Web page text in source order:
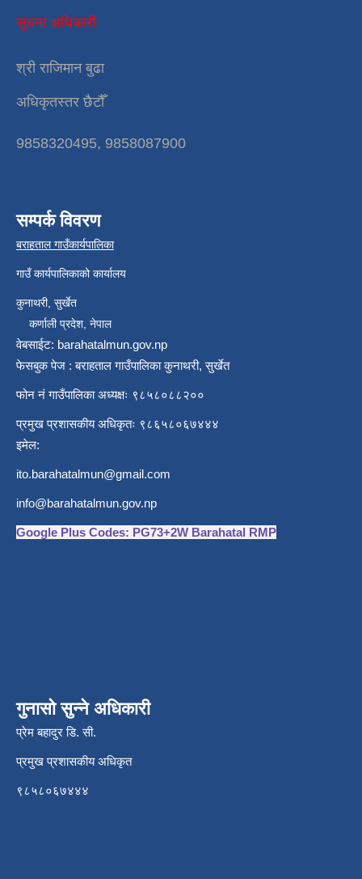
सूचना अधिकारी
श्री राजिमान बुढा
अधिकृतस्तर छैटौँ
9858320495, 9858087900
सम्पर्क विवरण
बराहताल गाउँकार्यपालिका
गाउँ कार्यपालिकाको कार्यालय
कुनाथरी, सुर्खेत
कर्णाली प्रदेश, नेपाल
वेबसाईट: barahatalmun.gov.np
फेसबुक पेज : बराहताल गाउँपालिका कुनाथरी, सुर्खेत
फोन नं गाउँपालिका अध्यक्षः ९८५८०८८२००
प्रमुख प्रशासकीय अधिकृतः ९८६५८०६७४४४
इमेल:
ito.barahatalmun@gmail.com
info@barahatalmun.gov.np
Google Plus Codes: PG73+2W Barahatal RMP
गुनासो सुन्ने अधिकारी
प्रेम बहादुर डि. सी.
प्रमुख प्रशासकीय अधिकृत
९८५८०६७४४४